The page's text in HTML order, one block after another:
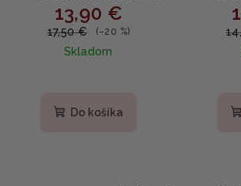
palinou pre citlivú pleť
70g
13,90 €
17,50 € (–20 %)
Skladom
Do košíka
s